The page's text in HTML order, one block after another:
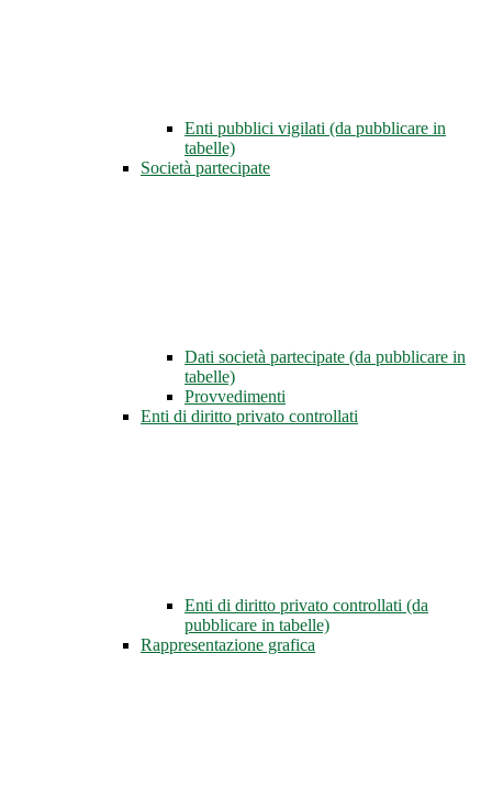
Enti pubblici vigilati (da pubblicare in
tabelle)
Società partecipate
Dati società partecipate (da pubblicare in
tabelle)
Provvedimenti
Enti di diritto privato controllati
Enti di diritto privato controllati (da
pubblicare in tabelle)
Rappresentazione grafica